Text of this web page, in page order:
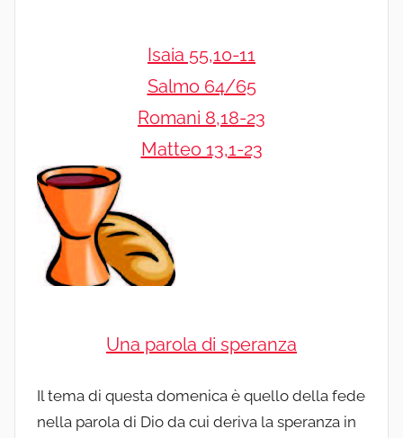
Isaia 55,10-11
Salmo 64/65
Romani 8,18-23
Matteo 13,1-23
Una parola di speranza
Il tema di questa domenica è quello della fede
nella parola di Dio da cui deriva la speranza in